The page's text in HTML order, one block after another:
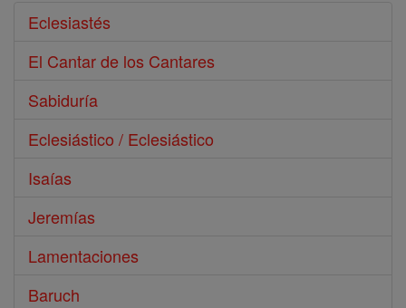
Eclesiastés
El Cantar de los Cantares
Sabiduría
Eclesiástico / Eclesiástico
Isaías
Jeremías
Lamentaciones
Baruch